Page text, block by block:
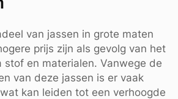
van jassen in grote maten
prijs zijn als gevolg van het
stof en materialen. Vanwege de
van deze jassen is er vaak
kan leiden tot een verhoogde